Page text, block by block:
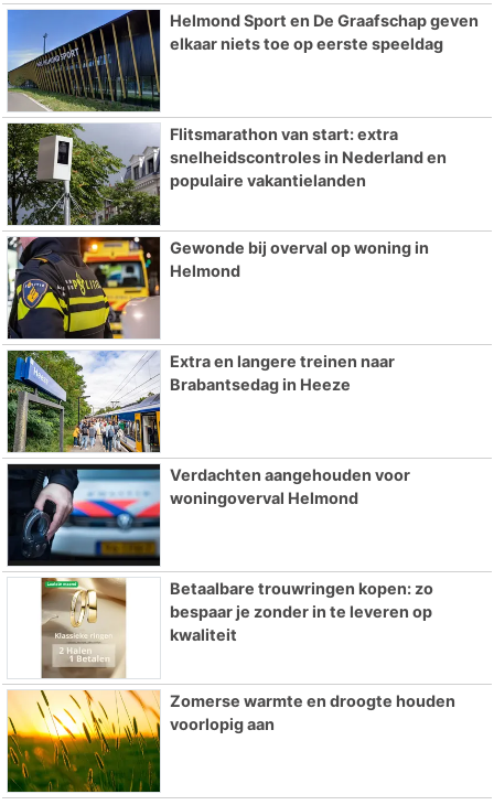
Helmond Sport en De Graafschap geven
elkaar niets toe op eerste speeldag
Flitsmarathon van start: extra
snelheidscontroles in Nederland en
populaire vakantielanden
Gewonde bij overval op woning in
Helmond
Extra en langere treinen naar
Brabantsedag in Heeze
Verdachten aangehouden voor
woningoverval Helmond
Betaalbare trouwringen kopen: zo
bespaar je zonder in te leveren op
kwaliteit
Zomerse warmte en droogte houden
voorlopig aan